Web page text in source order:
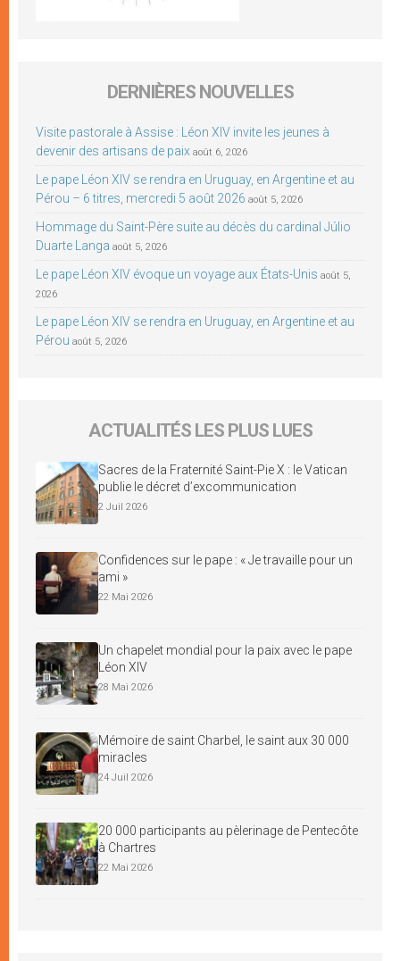
DERNIÈRES NOUVELLES
Visite pastorale à Assise : Léon XIV invite les jeunes à
devenir des artisans de paix août 6, 2026
Le pape Léon XIV se rendra en Uruguay, en Argentine et au
Pérou – 6 titres, mercredi 5 août 2026 août 5, 2026
Hommage du Saint-Père suite au décès du cardinal Júlio
Duarte Langa août 5, 2026
Le pape Léon XIV évoque un voyage aux États-Unis août 5,
2026
Le pape Léon XIV se rendra en Uruguay, en Argentine et au
Pérou août 5, 2026
ACTUALITÉS LES PLUS LUES
Sacres de la Fraternité Saint-Pie X : le Vatican
publie le décret d’excommunication
2 Juil 2026
Confidences sur le pape : « Je travaille pour un
ami »
22 Mai 2026
Un chapelet mondial pour la paix avec le pape
Léon XIV
28 Mai 2026
Mémoire de saint Charbel, le saint aux 30 000
miracles
24 Juil 2026
20 000 participants au pèlerinage de Pentecôte
à Chartres
22 Mai 2026